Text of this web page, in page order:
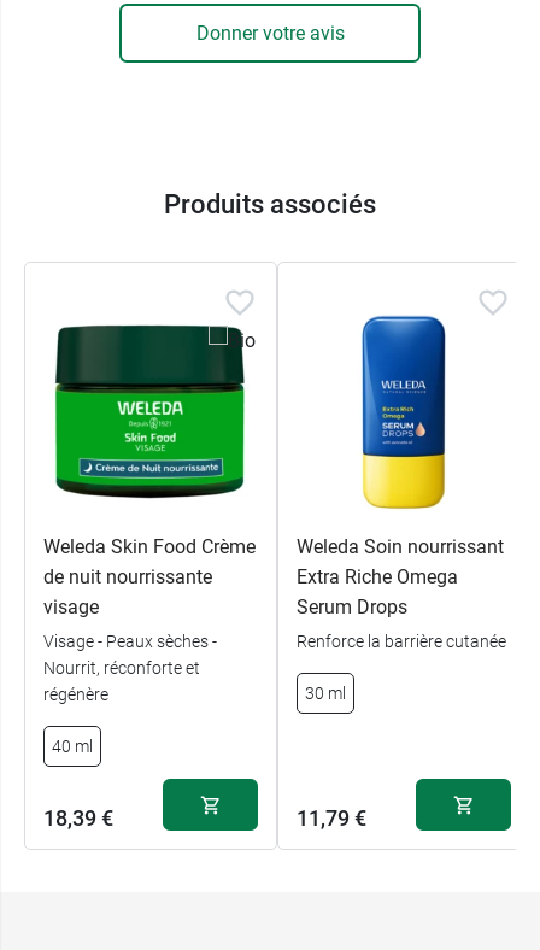
l'évaporation de l'eau et, par conséquent, le
dessèchement du derme. Il contient également
. Elle est notamment utilisée contre les
parallèle, du romarin apporte ses vertus
antioxydantes et anti-inflammatoires dans le but
soulager les irritations cutanéeset redonner
au visage son confort. Et si votre peau, en plus
d'être sèche, est abîmée, nous vous conseillons
soin réparateur Skin Food Weleda visage et
Conditionnement :Tube de 75 ml
Donner votre avis
Produits associés
Weleda Skin Food Crème
de nuit nourrissante
visage
Visage - Peaux sèches -
Nourrit, réconforte et
régénère
40 ml
18,39 €
Weleda Soin nourrissant
Extra Riche Omega
Serum Drops
Renforce la barrière cutanée
30 ml
11,79 €